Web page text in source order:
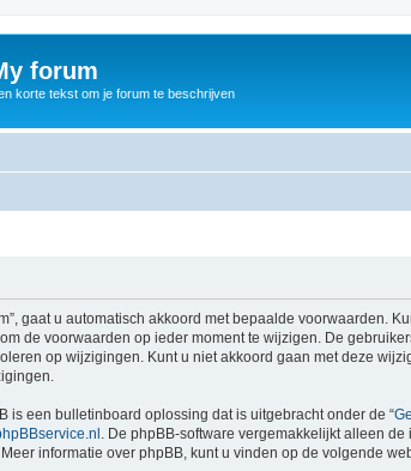
forum
korte tekst om je forum te beschrijven
gaat u automatisch akkoord met bepaalde voorwaarden.
de voorwaarden op ieder moment te wijzigen. De
op wijzigingen. Kunt u niet akkoord gaan met deze
is een bulletinboard oplossing dat is uitgebracht onder de “
. De phpBB-software vergemakkelijkt alleen
informatie over phpBB, kunt u vinden op de volgende